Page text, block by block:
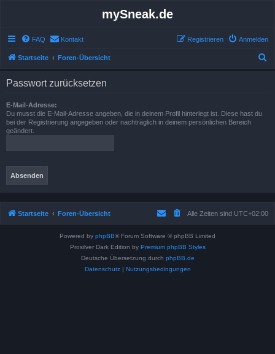
mySneak.de
FAQ Kontakt Anmelden
Registrieren
Startseite Foren-Übersicht
Passwort zurücksetzen
E-Mail-Adresse:
Du musst die E-Mail-Adresse angeben, die in deinem Profil hinterlegt ist. Diese hast du
bei der Registrierung angegeben oder nachträglich in deinem persönlichen Bereich
geändert.
Startseite Foren-Übersicht Alle Zeiten sind UTC+02:00
Powered by phpBB® Forum Software © phpBB Limited
Prosilver Dark Edition by Premium phpBB Styles
Deutsche Übersetzung durch phpBB.de
Datenschutz| Nutzungsbedingungen